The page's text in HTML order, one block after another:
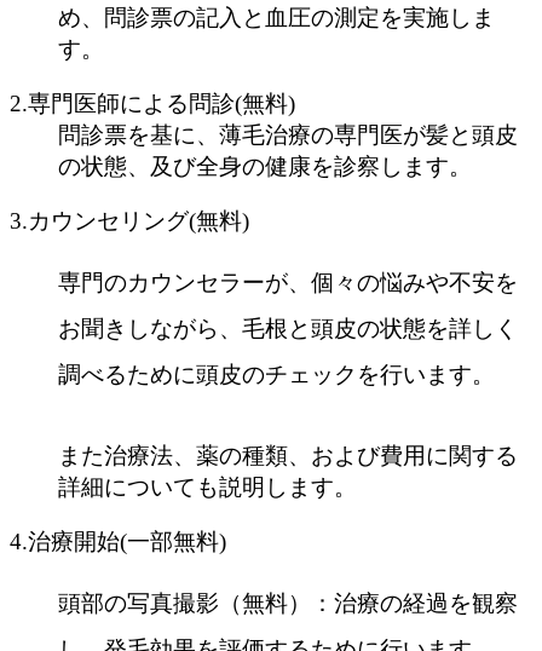
め、問診票の記入と血圧の測定を実施しま
す。
2.専門医師による問診(無料)
問診票を基に、薄毛治療の専門医が髪と頭皮
の状態、及び全身の健康を診察します。
3.カウンセリング(無料)
専門のカウンセラーが、個々の悩みや不安を
お聞きしながら、毛根と頭皮の状態を詳しく
調べるために頭皮のチェックを行います。
また治療法、薬の種類、および費用に関する
詳細についても説明します。
4.治療開始(一部無料)
頭部の写真撮影（無料）：治療の経過を観察